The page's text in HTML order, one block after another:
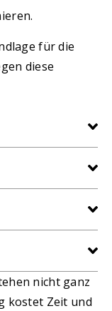
für die
diese
nicht ganz
kostet Zeit und